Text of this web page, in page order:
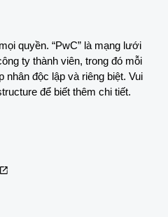
quyền. “PwC” là mạng lưới
ty thành viên, trong đó mỗi
nhân độc lập và riêng biệt. Vui
để biết thêm chi tiết.